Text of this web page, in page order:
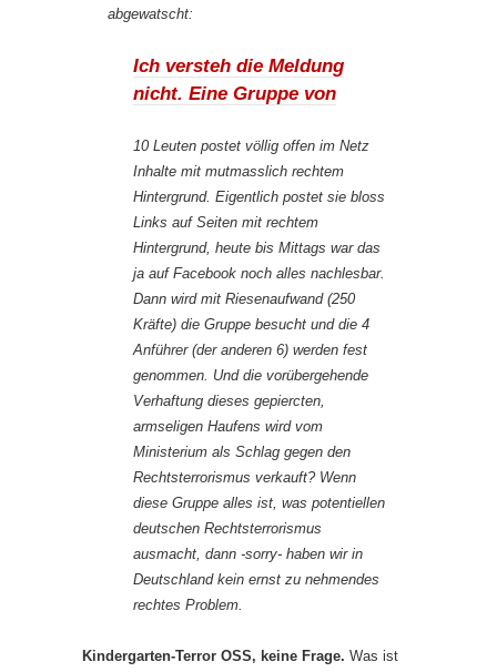
abgewatscht:
Ich versteh die Meldung
nicht. Eine Gruppe von
10 Leuten postet völlig offen im Netz
Inhalte mit mutmasslich rechtem
Hintergrund. Eigentlich postet sie bloss
Links auf Seiten mit rechtem
Hintergrund, heute bis Mittags war das
ja auf Facebook noch alles nachlesbar.
Dann wird mit Riesenaufwand (250
Kräfte) die Gruppe besucht und die 4
Anführer (der anderen 6) werden fest
genommen. Und die vorübergehende
Verhaftung dieses gepiercten,
armseligen Haufens wird vom
Ministerium als Schlag gegen den
Rechtsterrorismus verkauft? Wenn
diese Gruppe alles ist, was potentiellen
deutschen Rechtsterrorismus
ausmacht, dann -sorry- haben wir in
Deutschland kein ernst zu nehmendes
rechtes Problem.
Kindergarten-Terror OSS, keine Frage. Was ist